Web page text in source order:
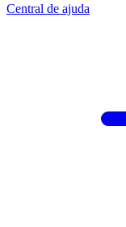
Central de ajuda